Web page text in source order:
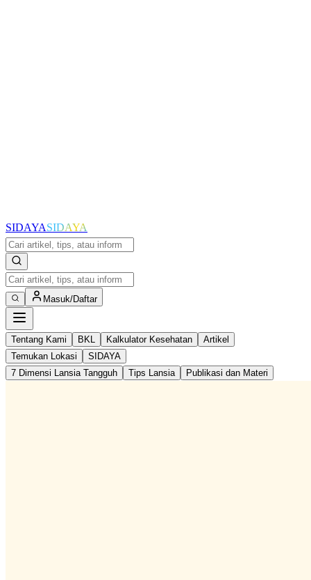
SIDAYASIDAYA
Masuk/Daftar
Tentang Kami BKL Kalkulator Kesehatan
Artikel
Temukan Lokasi
SIDAYA
7 Dimensi Lansia Tangguh
Tips Lansia Publikasi dan Materi